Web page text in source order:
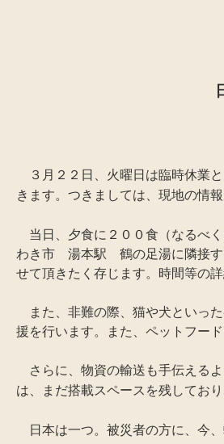
３月２２日、火曜日は臨時休業
きます。つきましては、現地の情
当日、夕食に２００食（なるべ
わき市 湯本駅 鶴の足湯に隣接す
せて頂きたく存じます。時間等の
また、非難の際、猫や犬といっ
援を行います。また、ペットフー
さらに、物資の輸送も手伝える
は、まだ搭載スペースを残してお
日本は一つ。被災者の方に、今